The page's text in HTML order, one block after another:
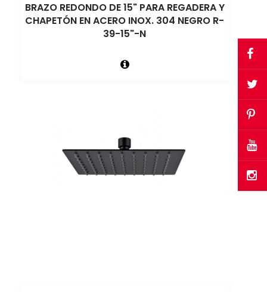
BRAZO REDONDO DE 15" PARA REGADERA Y
CHAPETÓN EN ACERO INOX. 304 NEGRO R-
39-15"-N